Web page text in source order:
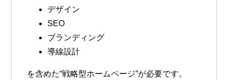
デザイン
SEO
ブランディング
導線設計
を含めた“戦略型ホームページ”が必要です。